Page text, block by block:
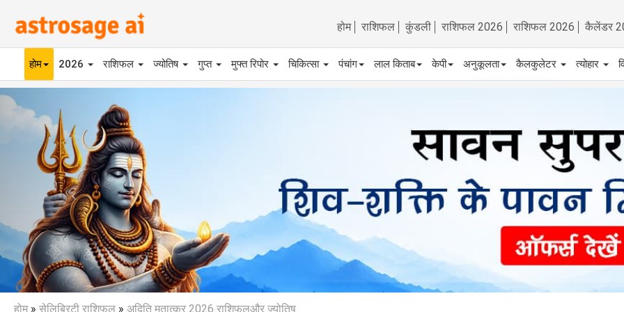
होम राशिफल कुंडली राशिफल 2026 राशिफल 2026 कैलेंडर
होम 2026 राशिफल ज्योतिष गुप्त मुफ्त रिपोर चिकित्सा पंचांग लाल किताब केपी अनुकूलता कैलकुलेटर त्योहार
Previous
होम» सेलिब्रिटी राशिफल » अदिति मुतात्कर 2026 राशिफलऔर ज्योतिष